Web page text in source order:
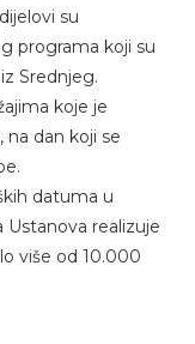
su
programa koji su
Srednjeg.
koje je
na dan koji se
datuma u
Ustanova realizuje
više od 10.000